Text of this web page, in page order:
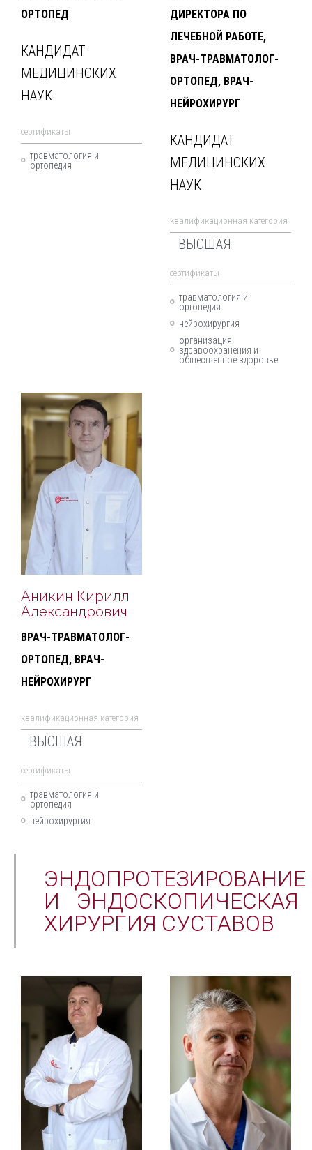
ОРТОПЕД
КАНДИДАТ
МЕДИЦИНСКИХ
НАУК
cертификаты
травматология и
ортопедия
ДИРЕКТОРА ПО
ЛЕЧЕБНОЙ РАБОТЕ,
ВРАЧ-ТРАВМАТОЛОГ-
ОРТОПЕД, ВРАЧ-
НЕЙРОХИРУРГ
КАНДИДАТ
МЕДИЦИНСКИХ
НАУК
квалификационная категория
ВЫСШАЯ
cертификаты
травматология и
ортопедия
нейрохирургия
организация
здравоохранения и
общественное здоровье
Аникин Кирилл
Александрович
ВРАЧ-ТРАВМАТОЛОГ-
ОРТОПЕД, ВРАЧ-
НЕЙРОХИРУРГ
квалификационная категория
ВЫСШАЯ
cертификаты
травматология и
ортопедия
нейрохирургия
ЭНДОПРОТЕЗИРОВАНИЕ
И ЭНДОСКОПИЧЕСКАЯ
ХИРУРГИЯ СУСТАВОВ